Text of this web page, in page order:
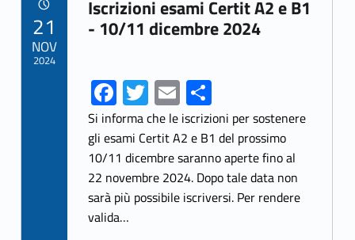
o
k
Iscrizioni esami Certit A2 e B1
- 10/11 dicembre 2024
Fa
ce
b
o
o
k
T
w
itt
er
E
m
ai
l
S
h
ar
e
Si informa che le iscrizioni per sostenere
gli esami Certit A2 e B1 del prossimo
10/11 dicembre saranno aperte fino al
22 novembre 2024. Dopo tale data non
sarà più possibile iscriversi. Per rendere
valida…
21
NOV
2024